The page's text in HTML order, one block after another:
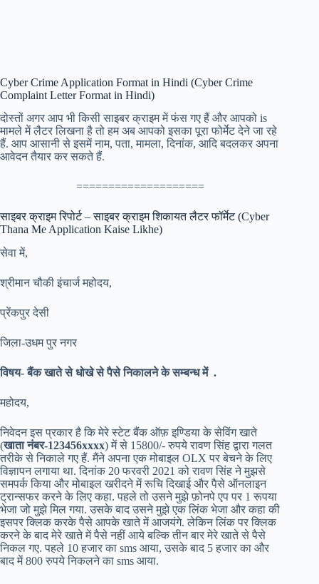
Cyber Crime Application Format in Hindi (Cyber Crime
Complaint Letter Format in Hindi)
दोस्तों अगर आप भी किसी साइबर क्राइम में फंस गए हैं और आपको is
मामले में लैटर लिखना है तो हम अब आपको इसका पूरा फोर्मेट देने जा रहे
हैं. आप आसानी से इसमें नाम, पता, मामला, दिनांक, आदि बदलकर अपना
आवेदन तैयार कर सकते हैं.
====================
साइबर क्राइम रिपोर्ट – साइबर क्राइम शिकायत लैटर फॉर्मेट (Cyber
Thana Me Application Kaise Likhe)
सेवा में,
श्रीमान चौकी इंचार्ज महोदय,
प्रेंकपुर देसी
जिला-उधम पुर नगर
विषय- बैंक खाते से धोखे से पैसे निकालने के सम्बन्ध में .
महोदय,
निवेदन इस प्रकार है कि मेरे स्टेट बैंक ऑफ़ इण्डिया के सेविंग खाते
(खाता नंबर-123456xxxx) में से 15800/- रुपये रावण सिंह द्वारा गलत
तरीके से निकाले गए हैं. मैंने अपना एक मोबाइल OLX पर बेचने के लिए
विज्ञापन लगाया था. दिनांक 20 फरवरी 2021 को रावण सिंह ने मुझसे
समपर्क किया और मोबाइल खरीदने में रूचि दिखाई और पैसे ऑनलाइन
ट्रान्सफर करने के लिए कहा. पहले तो उसने मुझे फ़ोनपे एप पर 1 रूपया
भेजा जो मुझे मिल गया. उसके बाद उसने मुझे एक लिंक भेजा और कहा की
इसपर क्लिक करके पैसे आपके खाते में आजयंगे. लेकिन लिंक पर क्लिक
करने के बाद मेरे खाते में पैसे नहीं आये बल्कि तीन बार मेरे खाते से पैसे
निकल गए. पहले 10 हजार का sms आया, उसके बाद 5 हजार का और
बाद में 800 रुपये निकलने का sms आया.